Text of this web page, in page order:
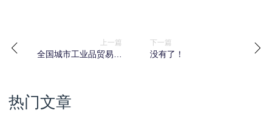
上一篇
全国城市工业品贸易中
下一篇
没有了！
热门文章